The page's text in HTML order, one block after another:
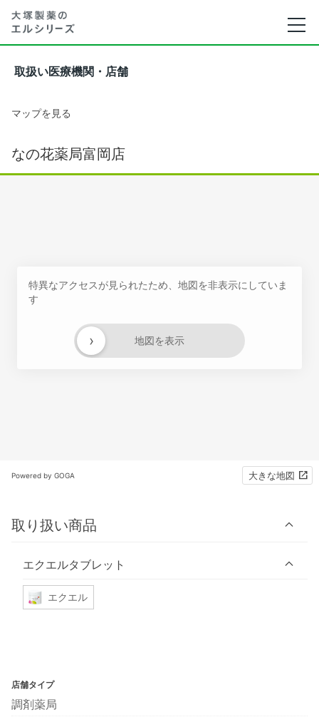
取扱い医療機関・店舗
マップを見る
なの花薬局富岡店
特異なアクセスが見られたため、地図を非表示にしていま
す
地図を表示
›
Powered by GOGA 大きな地図
取り扱い商品
エクエルタブレット
エクエル
店舗タイプ
調剤薬局